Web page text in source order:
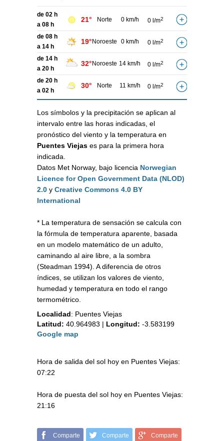
de 02 h
a 08 h
21° Norte 0 km/h 0 l/m2
de 08 h
a 14 h
19° Noroeste 0 km/h 0 l/m2
de 14 h
a 20 h
32° Noroeste 14 km/h 0 l/m2
de 20 h
a 02 h
30° Norte 11 km/h 0 l/m2
Los símbolos y la precipitación se aplican al
intervalo entre las horas indicadas, el
pronóstico del viento y la temperatura en
Puentes Viejas es para la primera hora
indicada.
Datos Met Norway, bajo licencia Norwegian
Licence for Open Government Data (NLOD)
2.0 y Creative Commons 4.0 BY
International
* La temperatura de sensación se calcula con
la fórmula de temperatura aparente, basada
en un modelo matemático de un adulto,
caminando al aire libre, a la sombra
(Steadman 1994). A diferencia de otros
índices, se utilizan los valores de viento,
humedad y temperatura en todo el rango
termométrico.
Localidad: Puentes Viejas
Latitud: 40.964983 | Longitud: -3.583199
Google map
Hora de salida del sol hoy en Puentes Viejas:
07:22
Hora de puesta del sol hoy en Puentes Viejas:
21:16
Comparte Comparte Comparte